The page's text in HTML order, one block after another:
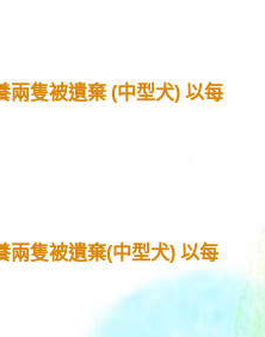
兩隻被遺棄 (中型犬) 以每
兩隻被遺棄(中型犬) 以每